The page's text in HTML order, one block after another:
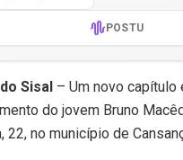
POSTU
Sisal – Um novo capítulo
do jovem Bruno
22, no município de